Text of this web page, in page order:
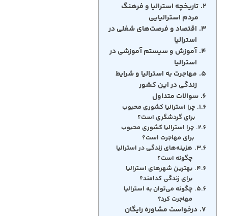
تاریخچه استرالیا و فرهنگ
مردم استرالیایی
اقتصاد و فرصت‌های شغلی در
استرالیا
آموزش و سیستم آموزشی در
استرالیا
مهاجرت به استرالیا و شرایط
زندگی در این کشور
سوالات متداول
چرا استرالیا کشوری محبوب
برای گردشگری است؟
چرا استرالیا کشوری محبوب
برای مهاجرت است؟
هزینه‌های زندگی در استرالیا
چگونه است؟
بهترین شهرهای استرالیا
برای زندگی کدامند؟
چگونه می‌توان به استرالیا
مهاجرت کرد؟
درخواست مشاوره رایگان